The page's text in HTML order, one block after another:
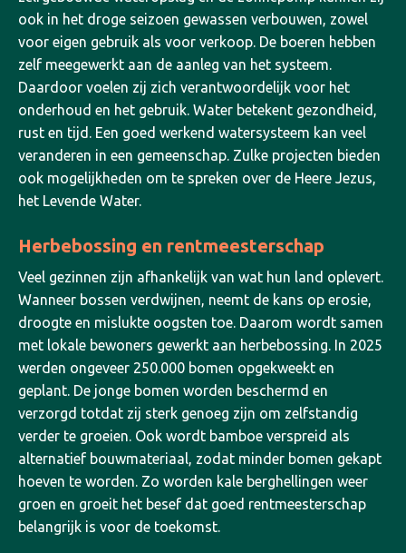
ook in het droge seizoen gewassen verbouwen, zowel
voor eigen gebruik als voor verkoop. De boeren hebben
zelf meegewerkt aan de aanleg van het systeem.
Daardoor voelen zij zich verantwoordelijk voor het
onderhoud en het gebruik. Water betekent gezondheid,
rust en tijd. Een goed werkend watersysteem kan veel
veranderen in een gemeenschap. Zulke projecten bieden
ook mogelijkheden om te spreken over de Heere Jezus,
het Levende Water.
Herbebossing en rentmeesterschap
Veel gezinnen zijn afhankelijk van wat hun land oplevert.
Wanneer bossen verdwijnen, neemt de kans op erosie,
droogte en mislukte oogsten toe. Daarom wordt samen
met lokale bewoners gewerkt aan herbebossing. In 2025
werden ongeveer 250.000 bomen opgekweekt en
geplant. De jonge bomen worden beschermd en
verzorgd totdat zij sterk genoeg zijn om zelfstandig
verder te groeien. Ook wordt bamboe verspreid als
alternatief bouwmateriaal, zodat minder bomen gekapt
hoeven te worden. Zo worden kale berghellingen weer
groen en groeit het besef dat goed rentmeesterschap
belangrijk is voor de toekomst.